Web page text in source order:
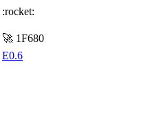
:rocket:
🚀 1F680
E0.6